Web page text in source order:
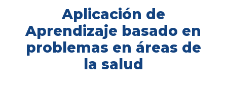
Aplicación de
Aprendizaje basado en
problemas en áreas de
la salud